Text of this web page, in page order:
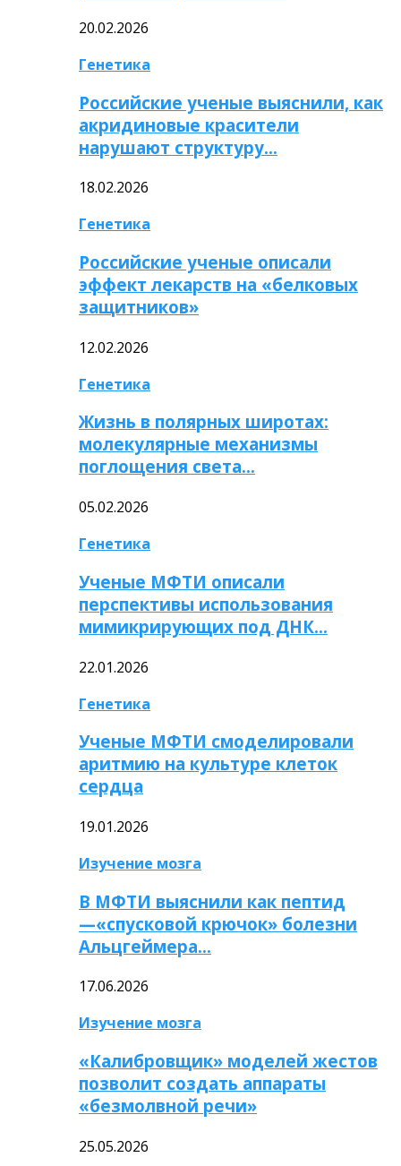
20.02.2026
Генетика
Российские ученые выяснили, как
акридиновые красители
нарушают структуру…
18.02.2026
Генетика
Российские ученые описали
эффект лекарств на «белковых
защитников»
12.02.2026
Генетика
Жизнь в полярных широтах:
молекулярные механизмы
поглощения света…
05.02.2026
Генетика
Ученые МФТИ описали
перспективы использования
мимикрирующих под ДНК…
22.01.2026
Генетика
Ученые МФТИ смоделировали
аритмию на культуре клеток
сердца
19.01.2026
Изучение мозга
В МФТИ выяснили как пептид
—«спусковой крючок» болезни
Альцгеймера…
17.06.2026
Изучение мозга
«Калибровщик» моделей жестов
позволит создать аппараты
«безмолвной речи»
25.05.2026